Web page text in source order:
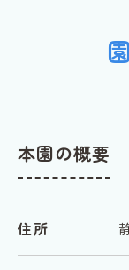
本園の概要
住所